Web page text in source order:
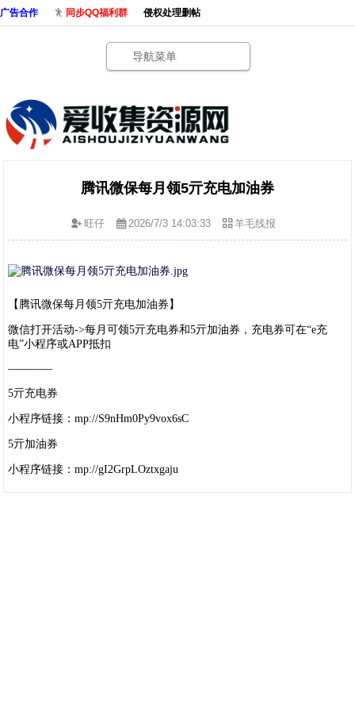
广告合作 同步QQ福利群 侵权处理删帖
导航菜单
腾讯微保每月领5亓充电加油券
旺仔 2026/7/3 14:03:33 羊毛线报
【腾讯微保每月领5亓充电加油券】
微信打开活动->每月可领5亓充电券和5亓加油券，充电券可在“e充
电”小程序或APP抵扣
————
5亓充电券
小程序链接：mp://S9nHm0Py9vox6sC
5亓加油券
小程序链接：mp://gI2GrpLOztxgaju